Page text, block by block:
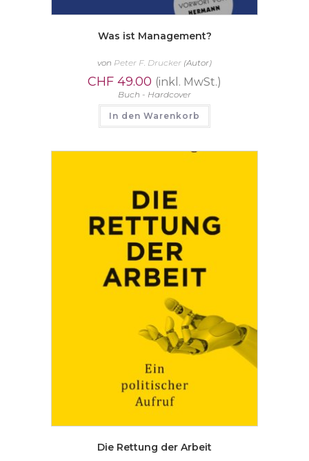
Was ist Management?
von Peter F. Drucker (Autor)
CHF 49.00 (inkl. MwSt.)
Buch - Hardcover
In den Warenkorb
Die Rettung der Arbeit